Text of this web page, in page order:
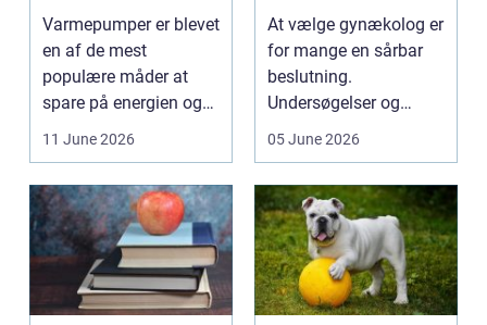
rigtige løsning
Varmepumper er blevet
en af de mest
populære måder at
spare på energien og
få et bedre indeklima
11 June 2026
professionel hjælp
At vælge gynækolog er
for mange en sårbar
beslutning.
Undersøgelser og
behandlinger foregår i
05 June 2026